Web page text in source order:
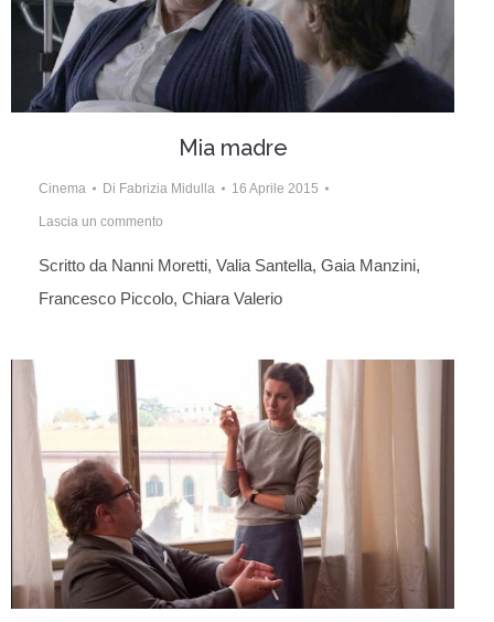
Mia madre
Cinema Di Fabrizia Midulla 16 Aprile 2015
Lascia un commento
Scritto da Nanni Moretti, Valia Santella, Gaia Manzini,
Francesco Piccolo, Chiara Valerio